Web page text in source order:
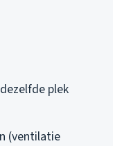
plek
(ventilatie